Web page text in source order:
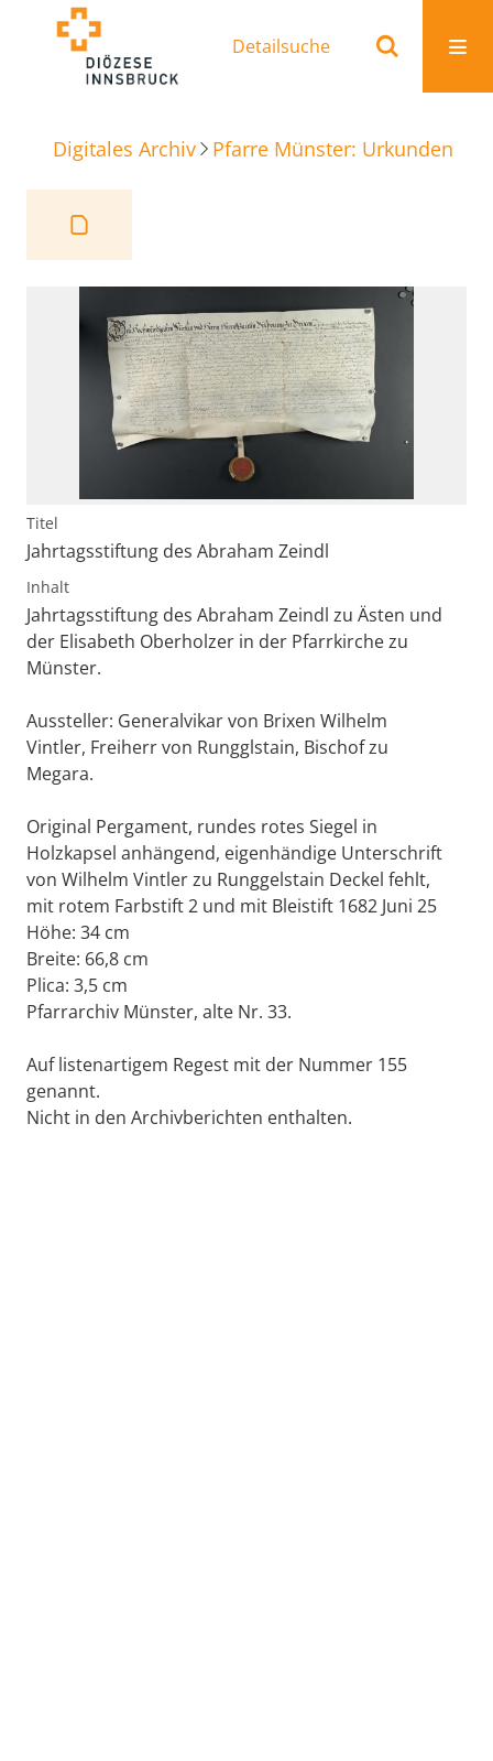
Detailsuche
Digitales Archiv Pfarre Münster: Urkunden
Titel
Jahrtagsstiftung des Abraham Zeindl
Inhalt
Jahrtagsstiftung des Abraham Zeindl zu Ästen und
der Elisabeth Oberholzer in der Pfarrkirche zu
Münster.
Aussteller: Generalvikar von Brixen Wilhelm
Vintler, Freiherr von Rungglstain, Bischof zu
Megara.
Original Pergament, rundes rotes Siegel in
Holzkapsel anhängend, eigenhändige Unterschrift
von Wilhelm Vintler zu Runggelstain Deckel fehlt,
mit rotem Farbstift 2 und mit Bleistift 1682 Juni 25
Höhe: 34 cm
Breite: 66,8 cm
Plica: 3,5 cm
Pfarrarchiv Münster, alte Nr. 33.
Auf listenartigem Regest mit der Nummer 155
genannt.
Nicht in den Archivberichten enthalten.